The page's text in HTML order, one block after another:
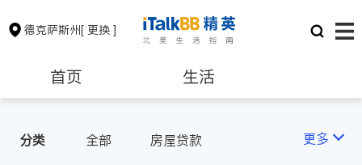
德克萨斯州[ 更换 ]
首页 生活
分类 全部 房屋贷款 更多